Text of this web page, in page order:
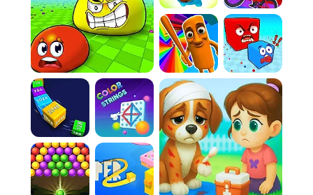
captiver par le spectacle d'un vide insatiable
grandissant, devenant la présence visuelle
dominante de la carte.
Comment Jouer
Game Rules:
Règle 1:
Votre aventure débute sous la forme
d'un minuscule vortex. L'objectif initial est
simple : ingérer tout ce qui est plus petit que
vous, des fruits aux véhicules, pour
commencer à grossir.
Règle 2:La prudence est de mise ! Restez
toujours à l'écart des trous noirs dont la